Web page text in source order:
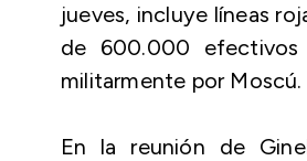
jueves, incluye líneas
de 600.000
militarmente por Moscú.
En la reunión de